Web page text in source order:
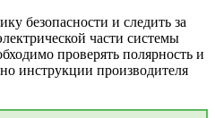
безопасности и следить за
части системы
проверять полярность и
инструкции производителя